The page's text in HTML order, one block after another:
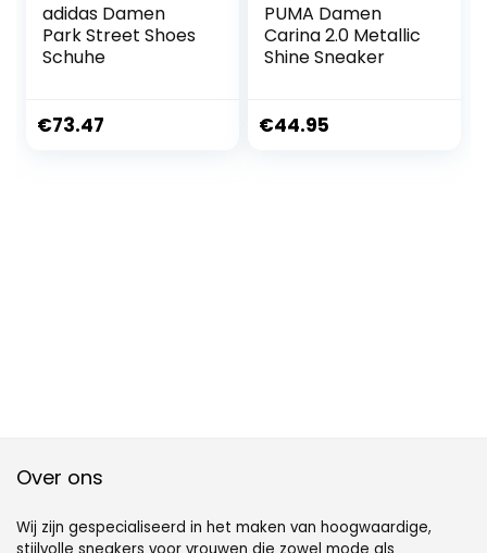
adidas Damen
Park Street Shoes
Schuhe
€73.47
PUMA Damen
Carina 2.0 Metallic
Shine Sneaker
€44.95
Over ons
Wij zijn gespecialiseerd in het maken van hoogwaardige,
stijlvolle sneakers voor vrouwen die zowel mode als